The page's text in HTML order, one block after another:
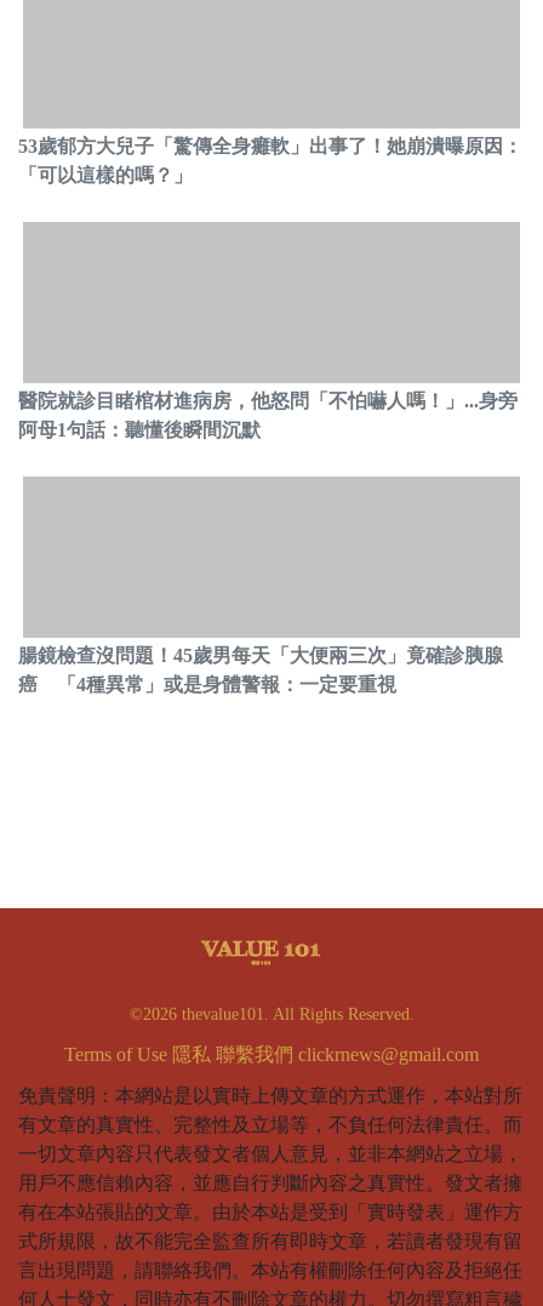
53歲郁方大兒子「驚傳全身癱軟」出事了！她崩潰曝原因：
「可以這樣的嗎？」
醫院就診目睹棺材進病房，他怒問「不怕嚇人嗎！」...身旁
阿母1句話：聽懂後瞬間沉默
腸鏡檢查沒問題！45歲男每天「大便兩三次」竟確診胰腺
癌 「4種異常」或是身體警報：一定要重視
©2026 thevalue101. All Rights Reserved.
Terms of Use 隱私 聯繫我們 clickrnews@gmail.com
免責聲明：本網站是以實時上傳文章的方式運作，本站對所
有文章的真實性、完整性及立場等，不負任何法律責任。而
一切文章內容只代表發文者個人意見，並非本網站之立場，
用戶不應信賴內容，並應自行判斷內容之真實性。發文者擁
有在本站張貼的文章。由於本站是受到「實時發表」運作方
式所規限，故不能完全監查所有即時文章，若讀者發現有留
言出現問題，請聯絡我們。本站有權刪除任何內容及拒絕任
何人士發文，同時亦有不刪除文章的權力。切勿撰寫粗言穢